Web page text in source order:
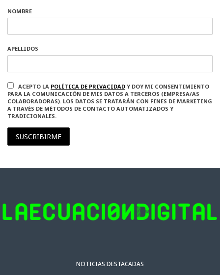
NOMBRE
APELLIDOS
ACEPTO LA POLÍTICA DE PRIVACIDAD Y DOY MI CONSENTIMIENTO
PARA LA COMUNICACIÓN DE MIS DATOS A TERCEROS (EMPRESA/AS
COLABORADORAS). LOS DATOS SE TRATARÁN CON FINES DE MARKETING
A TRAVÉS DE MÉTODOS DE CONTACTO AUTOMATIZADOS Y
TRADICIONALES.
SUSCRIBIRME
NOTICIAS DESTACADAS